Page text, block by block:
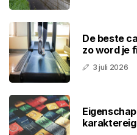
De beste
zo word je
3 juli 2026